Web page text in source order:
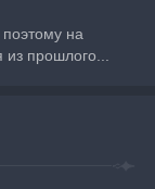
на
прошлого...